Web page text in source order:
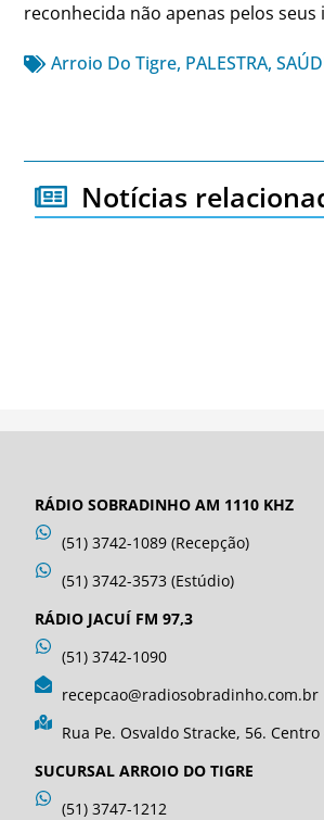
reconhecida não apenas pelos
Arroio Do Tigre, PALESTRA,
Notícias
RÁDIO SOBRADINHO AM 1110 KHZ
(51) 3742-1089 (Recepção)
(51) 3742-3573 (Estúdio)
RÁDIO JACUÍ FM 97,3
(51) 3742-1090
recepcao@radiosobradinho.com.br
Rua Pe. Osvaldo Stracke, 56.
SUCURSAL ARROIO DO TIGRE
(51) 3747-1212